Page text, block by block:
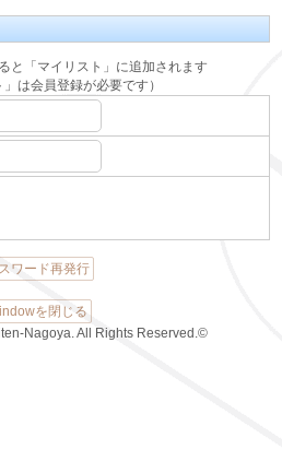
と「マイリスト」に追加されます
」は会員登録が必要です）
ワード再発行
を閉じる
Nagoya. All Rights Reserved.©